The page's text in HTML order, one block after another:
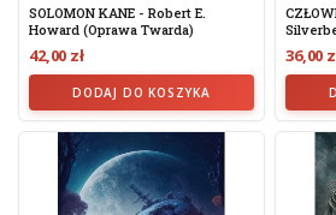
SOLOMON KANE - Robert E.
Howard (oprawa Twarda)
42,00 zł
DODAJ DO KOSZYKA
36,00